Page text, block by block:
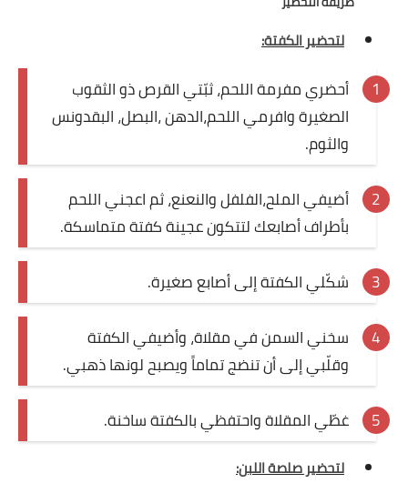
الطهاة العرب
مقالات
مسابقة المجلة
نصائح وفوائد
نصيحة اليوم
لتحضير الكفتة:
أحضري مفرمة اللحم، ثبّتي القرص ذو الثقوب
الصغيرة وافرمي اللحم،الدهن ،البصل، البقدونس
والثوم.
أضيفي الملح،الفلفل والنعنع، ثم اعجني اللحم
بأطراف أصابعك لتتكون عجينة كفتة متماسكة.
شكّلي الكفتة إلى أصابع صغيرة.
سخني السمن في مقلاة، وأضيفي الكفتة
وقلّبي إلى أن تنضج تماماً ويصبح لونها ذهبي.
غطّي المقلاة واحتفظي بالكفتة ساخنة.
لتحضير صلصة اللبن: